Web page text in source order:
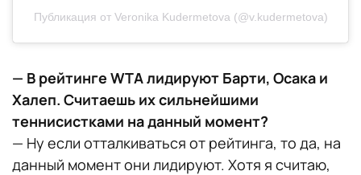
Публикация от Veronika Kudermetova (@v.kudermetova)
— В рейтинге WTA лидируют Барти, Осака и
Халеп. Считаешь их сильнейшими
теннисистками на данный момент?
— Ну если отталкиваться от рейтинга, то да, на
данный момент они лидируют. Хотя я считаю,